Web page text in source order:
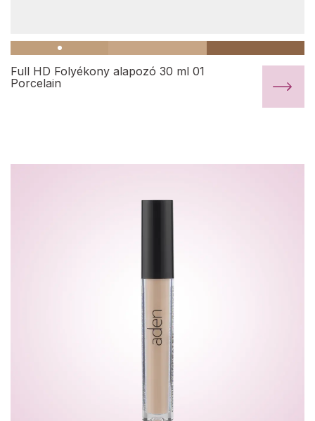
Full HD Folyékony alapozó 30 ml 01
Porcelain